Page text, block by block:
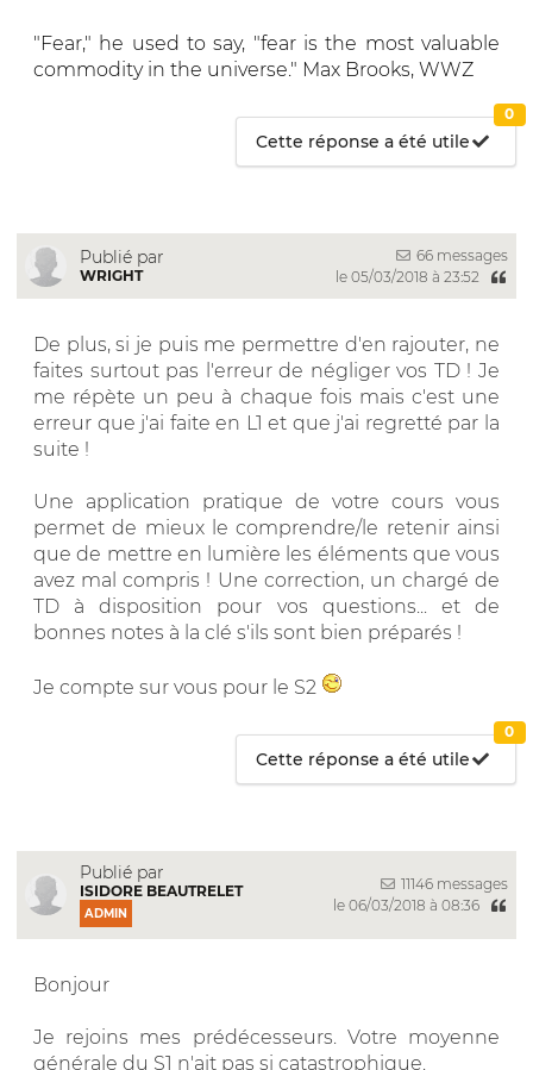
"Fear," he used to say, "fear is the most valuable
commodity in the universe." Max Brooks, WWZ
Cette réponse a été utile
0
Publié par
WRIGHT
66 messages
le 05/03/2018 à 23:52
De plus, si je puis me permettre d'en rajouter, ne
faites surtout pas l'erreur de négliger vos TD ! Je
me répète un peu à chaque fois mais c'est une
erreur que j'ai faite en L1 et que j'ai regretté par la
suite !
Une application pratique de votre cours vous
permet de mieux le comprendre/le retenir ainsi
que de mettre en lumière les éléments que vous
avez mal compris ! Une correction, un chargé de
TD à disposition pour vos questions... et de
bonnes notes à la clé s'ils sont bien préparés !
Je compte sur vous pour le S2
Cette réponse a été utile
0
Publié par
ISIDORE BEAUTRELET
ADMIN
11146 messages
le 06/03/2018 à 08:36
Bonjour
Je rejoins mes prédécesseurs. Votre moyenne
générale du S1 n'ait pas si catastrophique.